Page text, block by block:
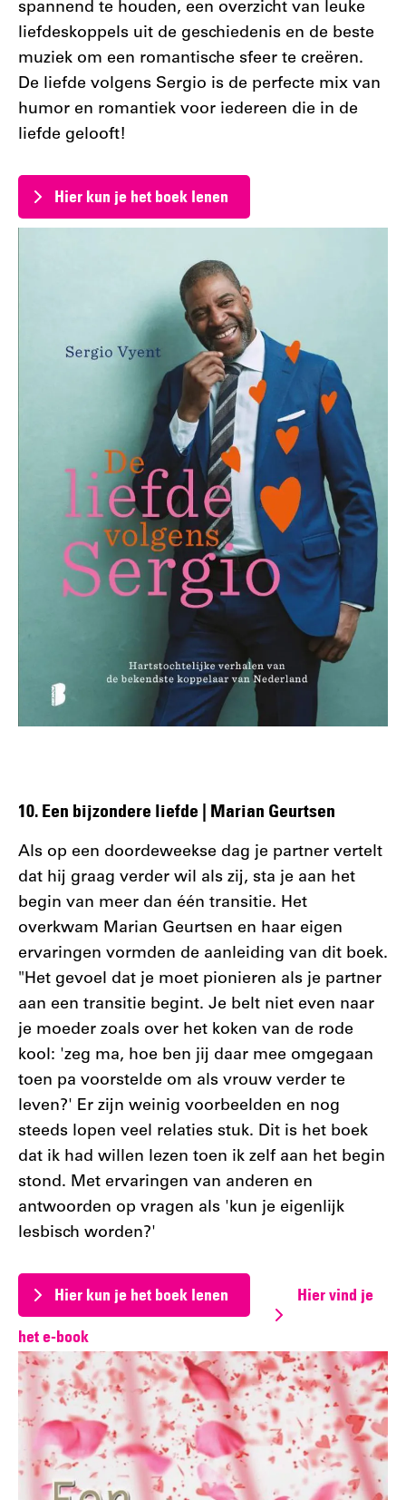
spannend te houden, een overzicht van leuke
liefdeskoppels uit de geschiedenis en de beste
muziek om een romantische sfeer te creëren.
De liefde volgens Sergio is de perfecte mix van
humor en romantiek voor iedereen die in de
liefde gelooft!
Hier kun je het boek lenen
10. Een bijzondere liefde | Marian Geurtsen
Als op een doordeweekse dag je partner vertelt
dat hij graag verder wil als zij, sta je aan het
begin van meer dan één transitie. Het
overkwam Marian Geurtsen en haar eigen
ervaringen vormden de aanleiding van dit boek.
"Het gevoel dat je moet pionieren als je partner
aan een transitie begint. Je belt niet even naar
je moeder zoals over het koken van de rode
kool: 'zeg ma, hoe ben jij daar mee omgegaan
toen pa voorstelde om als vrouw verder te
leven?' Er zijn weinig voorbeelden en nog
steeds lopen veel relaties stuk. Dit is het boek
dat ik had willen lezen toen ik zelf aan het begin
stond. Met ervaringen van anderen en
antwoorden op vragen als 'kun je eigenlijk
lesbisch worden?'
Hier kun je het boek lenen
Hier vind je
het e-book